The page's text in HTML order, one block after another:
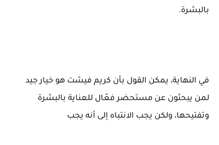
بالبشرة.
في النهاية، يمكن القول بأن كريم فيشت هو خيار جيد
لمن يبحثون عن مستحضر فعّال للعناية بالبشرة
وتفتيحها، ولكن يجب الانتباه إلى أنه يجب